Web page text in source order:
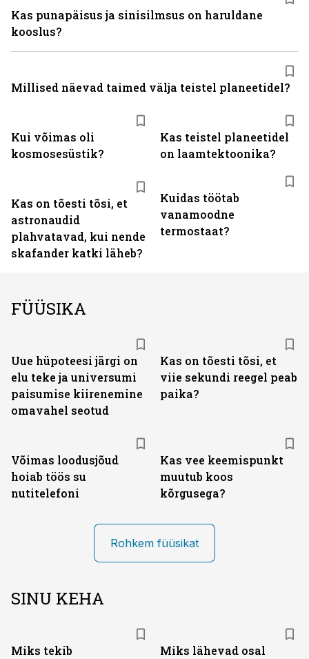
Kui võimas oli
kosmosesüstik?
Kas teistel planeetidel
on laamtektoonika?
Kas on tõesti tõsi, et
astronaudid
plahvatavad, kui nende
skafander katki läheb?
Kuidas töötab
vanamoodne
termostaat?
Kas punapäisus ja sinisilmsus on haruldane
kooslus?
Millised näevad taimed välja teistel planeetidel?
FÜÜSIKA
Uue hüpoteesi järgi on
elu teke ja universumi
paisumise kiirenemine
omavahel seotud
Kas on tõesti tõsi, et
viie sekundi reegel peab
paika?
Võimas loodusjõud
hoiab töös su
nutitelefoni
Kas vee keemispunkt
muutub koos
kõrgusega?
Rohkem füüsikat
SINU KEHA
Miks tekib Miks lähevad osal